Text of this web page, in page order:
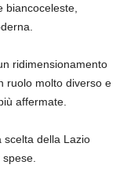
biancoceleste,
ridimensionamento
ruolo molto diverso e
affermate.
scelta della Lazio